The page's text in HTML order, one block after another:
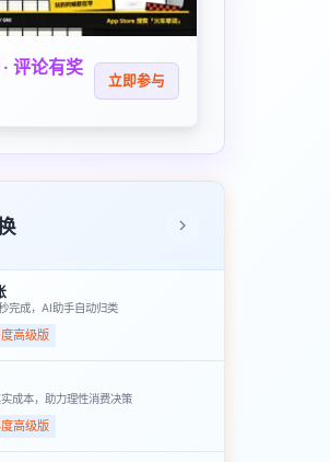
评论有奖
立即参与
完成，AI助手自动归类
高级版
成本，助力理性消费决策
高级版